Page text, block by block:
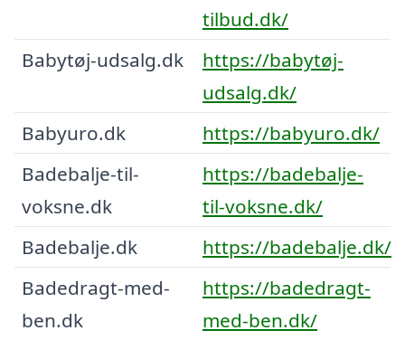
tilbud.dk/
Babytøj-udsalg.dk
https://babytøj-
udsalg.dk/
Babyuro.dk
https://babyuro.dk/
Badebalje-til-
voksne.dk
https://badebalje-
til-voksne.dk/
Badebalje.dk
https://badebalje.dk/
Badedragt-med-
ben.dk
https://badedragt-
med-ben.dk/